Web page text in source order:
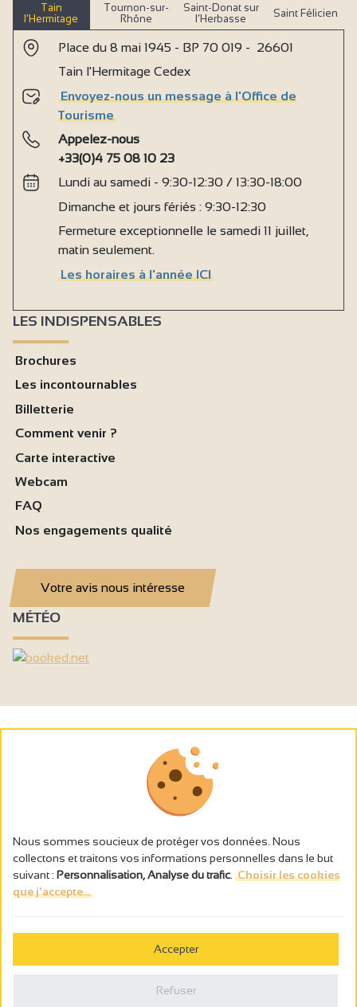
Tain
l’Hermitage
Tournon-sur-
Rhône
Saint-Donat sur
l’Herbasse
Saint Félicien
Place du 8 mai 1945 - BP 70 019 - 26601
Tain l'Hermitage Cedex
Envoyez-nous un message à l'Office de
Tourisme
Appelez-nous
+33(0)4 75 08 10 23
Lundi au samedi - 9:30-12:30 / 13:30-18:00
Dimanche et jours fériés : 9:30-12:30
Fermeture exceptionnelle le samedi 11 juillet,
matin seulement.
Les horaires à l'année ICI
LES INDISPENSABLES
Brochures
Les incontournables
Billetterie
Comment venir ?
Carte interactive
Webcam
FAQ
Nos engagements qualité
Votre avis nous intéresse
MÉTÉO
L’abus d’alcool est dangereux pour la santé, à consommer avec
Politique de confidentialité
Nous sommes soucieux de protéger vos données. Nous
collectons et traitons vos informations personnelles dans le but
suivant : Personnalisation, Analyse du trafic Choisir les cookies
que j'accepte...
Accepter
Refuser